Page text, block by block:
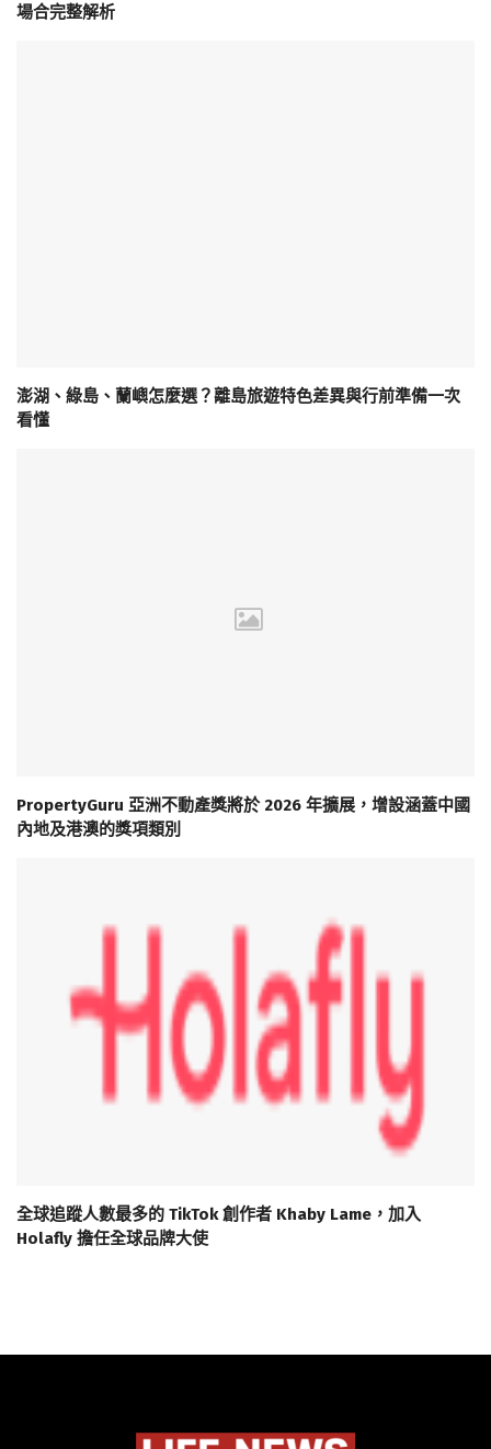
場合完整解析
澎湖、綠島、蘭嶼怎麼選？離島旅遊特色差異與行前準備一次
看懂
PropertyGuru 亞洲不動產獎將於 2026 年擴展，增設涵蓋中國
內地及港澳的獎項類別
全球追蹤人數最多的 TikTok 創作者 Khaby Lame，加入
Holafly 擔任全球品牌大使